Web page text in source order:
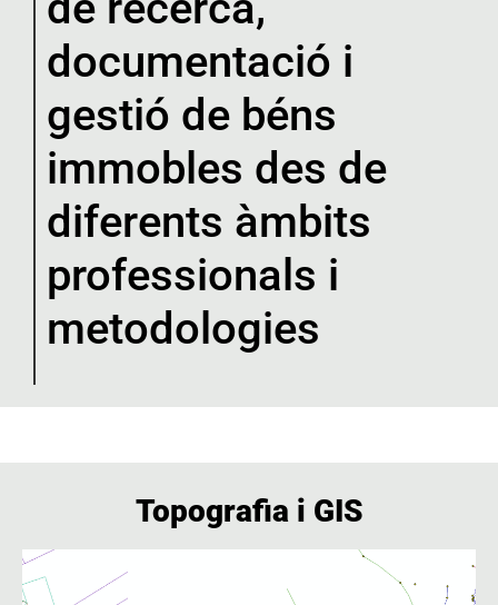
documentació i
gestió de béns
immobles des de
diferents àmbits
professionals i
metodologies
Topografia i GIS